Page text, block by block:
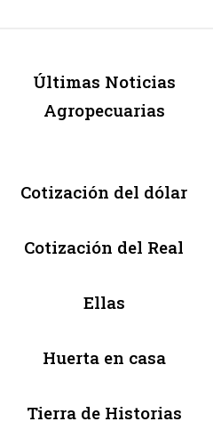
Últimas Noticias
Agropecuarias
Cotización del dólar
Cotización del Real
Ellas
Huerta en casa
Tierra de Historias